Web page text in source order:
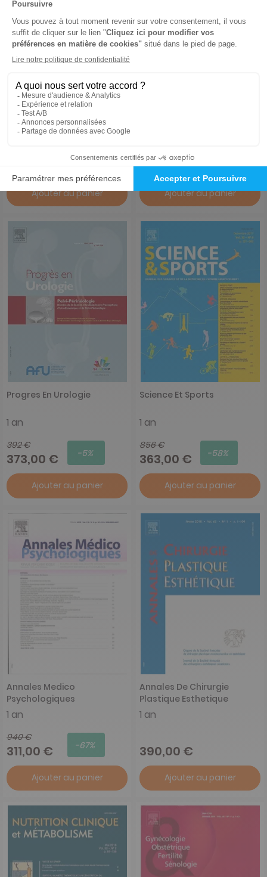
L'Encéphale
1 an
-9%
Ajouter au panier
282 €
113,00 €
Ajouter au panier
Progres En Urologie
1 an
392 €
373,00 € -5%
Ajouter au panier
Science Et Sports
1 an
856 €
363,00 € -58%
Ajouter au panier
Annales Medico
Psychologiques
1 an
940 €
311,00 € -67%
Ajouter au panier
Annales De Chirurgie
Plastique Esthetique
1 an
390,00 €
Ajouter au panier